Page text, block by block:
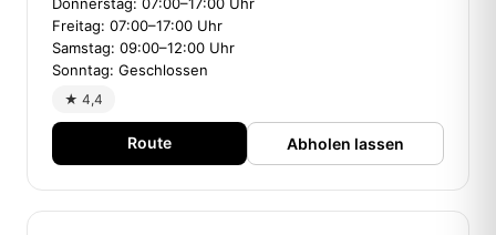
Freitag: 07:00–17:00 Uhr
Samstag: 09:00–12:00 Uhr
Sonntag: Geschlossen
★ 4,4
Route Abholen lassen